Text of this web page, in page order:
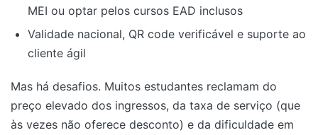
MEI ou optar pelos cursos EAD inclusos
Validade nacional, QR code verificável e suporte ao
cliente ágil
Mas há desafios. Muitos estudantes reclamam do
preço elevado dos ingressos, da taxa de serviço (que
às vezes não oferece desconto) e da dificuldade em